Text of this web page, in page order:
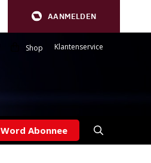
AANMELDEN
Shop Klantenservice
Word Abonnee